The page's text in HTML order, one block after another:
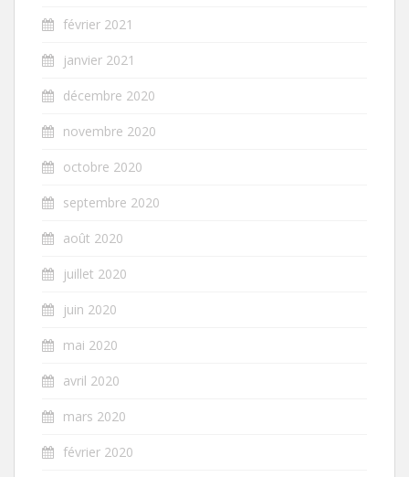
février 2021
janvier 2021
décembre 2020
novembre 2020
octobre 2020
septembre 2020
août 2020
juillet 2020
juin 2020
mai 2020
avril 2020
mars 2020
février 2020